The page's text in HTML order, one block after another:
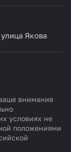
Якова
внимание
условиях не
положениями